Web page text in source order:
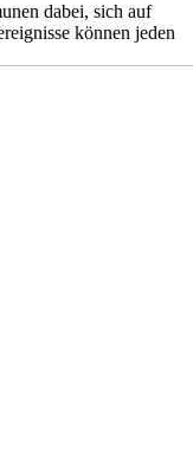
dabei, sich auf
können jeden